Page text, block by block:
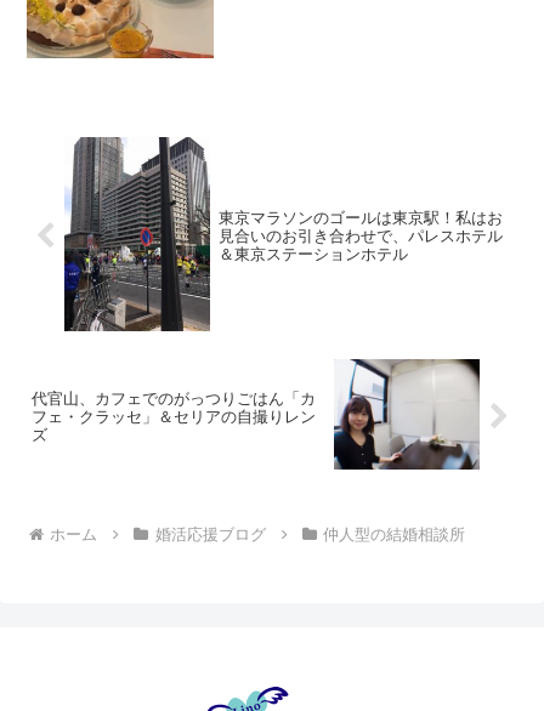
東京マラソンのゴールは東京駅！私はお
見合いのお引き合わせで、パレスホテル
＆東京ステーションホテル
代官山、カフェでのがっつりごはん「カ
フェ・クラッセ」＆セリアの自撮りレン
ズ
ホーム 婚活応援ブログ 仲人型の結婚相談所